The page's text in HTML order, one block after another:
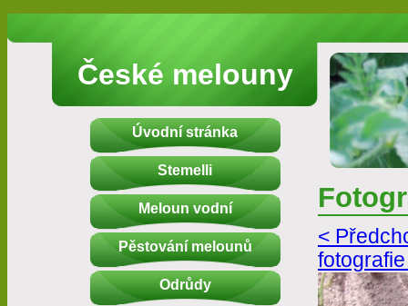
České melouny
Úvodní stránka
Stemelli
Meloun vodní
Pěstování melounů
Odrůdy
<